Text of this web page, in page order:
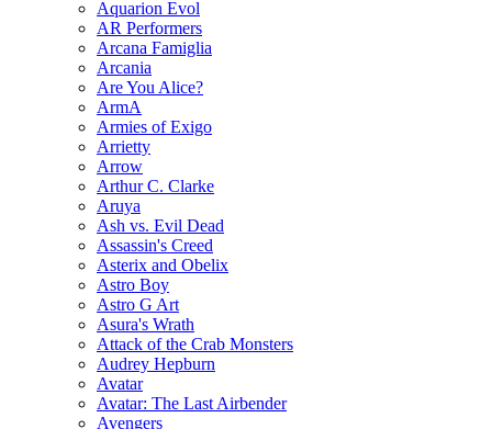
Aquarion Evol
AR Performers
Arcana Famiglia
Arcania
Are You Alice?
ArmA
Armies of Exigo
Arrietty
Arrow
Arthur C. Clarke
Aruya
Ash vs. Evil Dead
Assassin's Creed
Asterix and Obelix
Astro Boy
Astro G Art
Asura's Wrath
Attack of the Crab Monsters
Audrey Hepburn
Avatar
Avatar: The Last Airbender
Avengers